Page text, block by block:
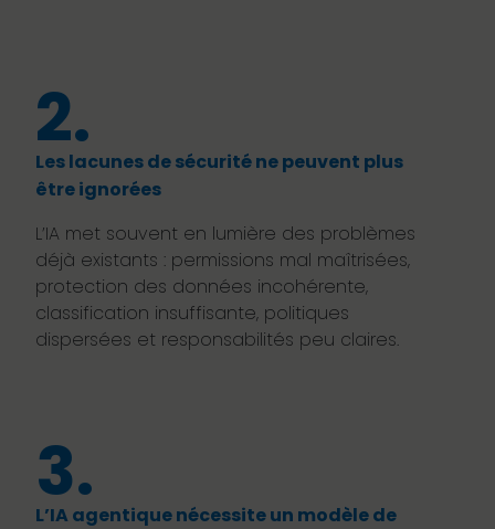
2.
Les lacunes de sécurité ne peuvent plus
être ignorées
L’IA met souvent en lumière des problèmes
déjà existants : permissions mal maîtrisées,
protection des données incohérente,
classification insuffisante, politiques
dispersées et responsabilités peu claires.
3.
L’IA agentique nécessite un modèle de